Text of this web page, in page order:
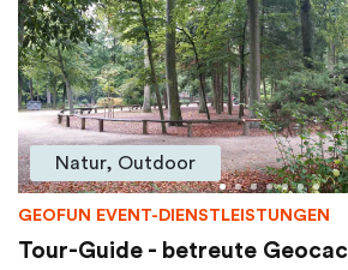
Natur, Outdoor
GEOFUN EVENT-DIENSTLEISTUNGEN
Tour-Guide - betreute